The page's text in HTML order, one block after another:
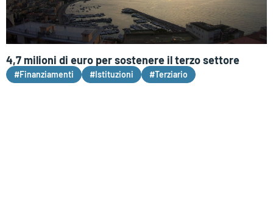
4,7 milioni di euro per sostenere il terzo settore
#Finanziamenti #Istituzioni #Terziario